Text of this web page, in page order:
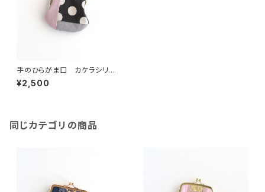
手のひらがま口 カケラシリー
ズ1
¥2,500
同じカテゴリの商品